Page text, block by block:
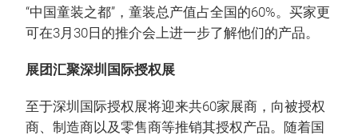
“中国童装之都”，童装总产值占全国的60%。买家更
可在3月30日的推介会上进一步了解他们的产品。
展团汇聚深圳国际授权展
至于深圳国际授权展将迎来共60家展商，向被授权
商、制造商以及零售商等推销其授权产品。随着国